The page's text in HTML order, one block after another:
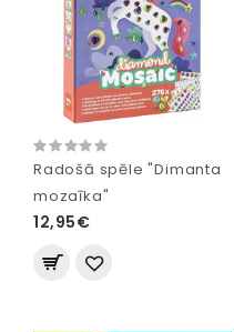
Radošā spēle "Dimanta
mozaīka"
12,95€